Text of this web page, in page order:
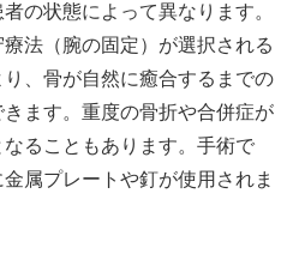
の状態によって異なります。
法（腕の固定）が選択される
、骨が自然に癒合するまでの
ます。重度の骨折や合併症が
ることもあります。手術で
属プレートや釘が使用されま